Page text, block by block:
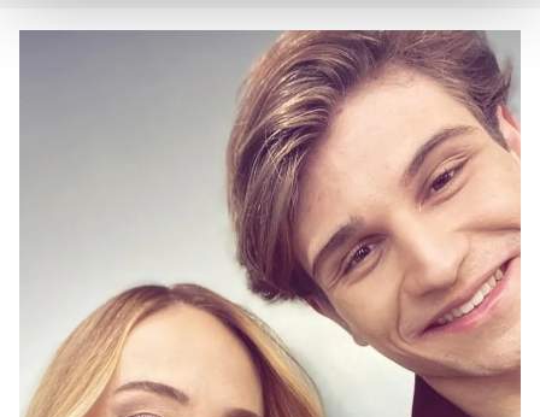
Her halükârda, kullanıcılar, bu çerezlere izin vermedikleri
takdirde, kullanıcılara hedefli reklamlar
Sizlere daha iyi bir hizmet sunabilmek için İnternet
Sitemizde kendimize ve üçüncü kişilere ait çerezler
kullanılmaktadır. Bu çerezler vasıtasıyla çeşitli kişisel
verileriniz işlenmekte olup gerekli olan çerezler bilgi
toplumu hizmetlerinin sunulması amacıyla
kullanılmaktadır. Diğer çerezler, sitemizin daha işlevsel
kılınması ve kişiselleştirilmesi ve sizlere yönelik
reklam/pazarlama faaliyetlerinin yapılması, amaçlarıyla
sınırlı olarak açık rızanız dahilinde kullanılacaktır.